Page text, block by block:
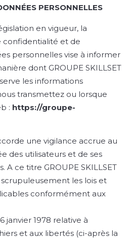
PERSONNELLES
en vigueur, la
et de
personnelles vise à informer
dont GROUPE SKILLSET
les informations
transmettez ou lorsque
: https://groupe-
une vigilance accrue au
des utilisateurs et de ses
A ce titre GROUPE SKILLSET
les lois et
conformément aux
janvier 1978 relative à
et aux libertés (ci-après la